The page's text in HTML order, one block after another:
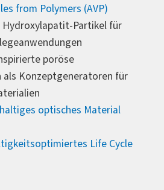
from Polymers (AVP)
Partikel für
poröse
Konzeptgeneratoren für
optisches Material
Life Cycle